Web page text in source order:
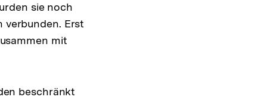
sie noch
verbunden. Erst
mit
beschränkt